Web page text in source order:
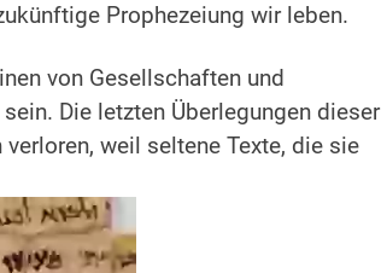
Prophezeiung wir leben.
von Gesellschaften und
Die letzten Überlegungen dieser
weil seltene Texte, die sie